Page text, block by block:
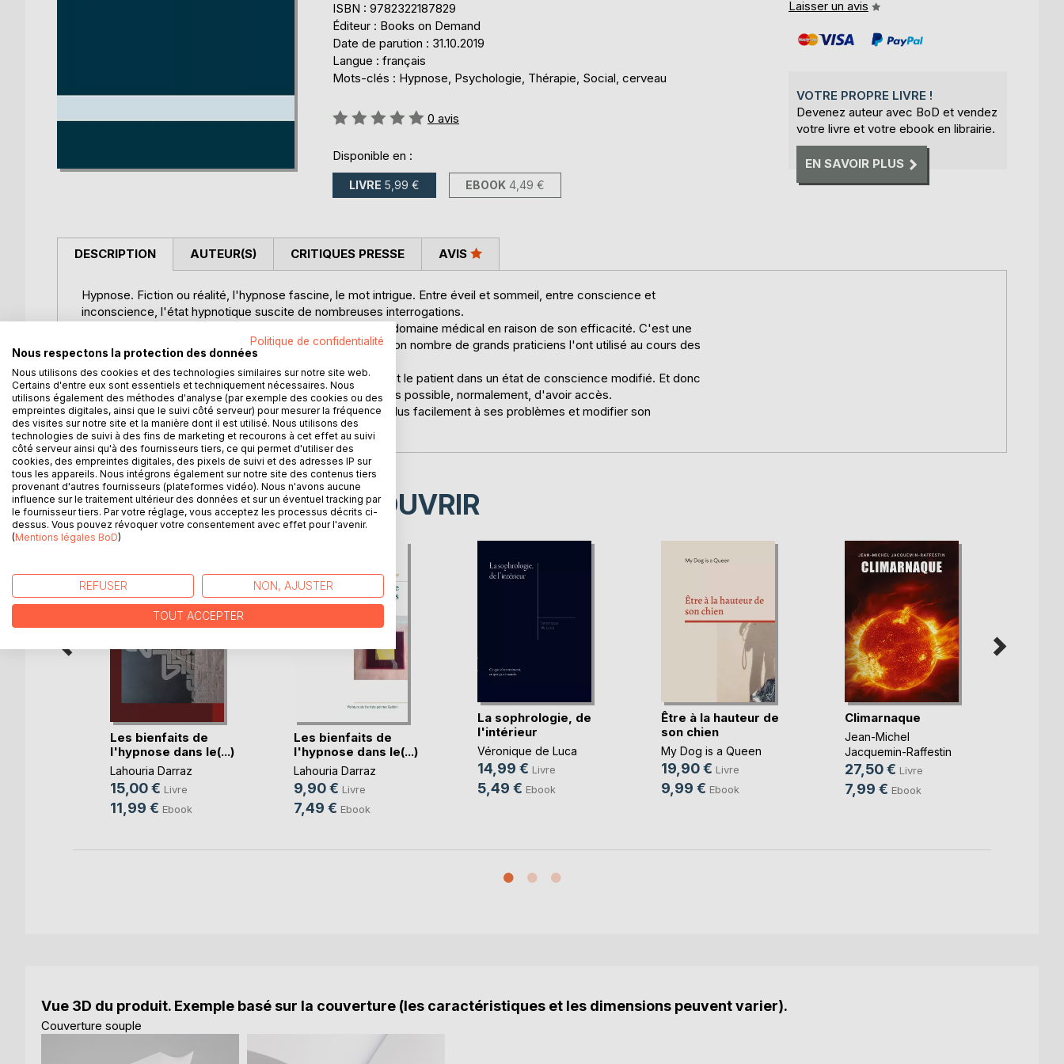
ISBN : 9782322187829
Éditeur : Books on Demand
Date de parution : 31.10.2019
Langue : français
Mots-clés : Hypnose, Psychologie, Thérapie, Social, cerveau
Évaluation:
0 avis
Disponible en :
LIVRE 5,99 € EBOOK 4,49 €
Laisser un avis
VOTRE PROPRE LIVRE !
Devenez auteur avec BoD et vendez
votre livre et votre ebook en librairie.
EN SAVOIR PLUS
DESCRIPTION
Hypnose. Fiction ou réalité, l'hypnose fascine, le mot intrigue. Entre éveil et sommeil, entre conscience et
inconscience, l'état hypnotique suscite de nombreuses interrogations.
Et pourtant, l'hypnose est de plus en plus utilisée dans le domaine médical en raison de son efficacité. C'est une
alternative intéressante à d'autres pratiques médicales. Bon nombre de grands praticiens l'ont utilisé au cours des
siècles.
L'hypnose permet de travailler sur l'inconscient en mettant le patient dans un état de conscience modifié. Et donc
d'agir, ainsi, sur une partie du cerveau à laquelle il n'est pas possible, normalement, d'avoir accès.
Grâce à ce lâcher-prise, la personne peut se confronter plus facilement à ses problèmes et modifier son
comportement.
AUTEUR(S) CRITIQUES PRESSE AVIS
D’AUTRES TITRES À DÉCOUVRIR
Les bienfaits de
l'hypnose dans le(...)
Lahouria Darraz
15,00 € Livre
11,99 € Ebook
Les bienfaits de
l'hypnose dans le(...)
Lahouria Darraz
9,90 € Livre
7,49 € Ebook
La sophrologie, de
l'intérieur
Véronique de Luca
14,99 € Livre
5,49 € Ebook
Être à la hauteur de
son chien
My Dog is a Queen
19,90 € Livre
9,99 € Ebook
Climarnaque
Jean-Michel
Jacquemin-Raffestin
27,50 € Livre
7,99 € Ebook
Vue 3D du produit. Exemple basé sur la couverture (les caractéristiques et les dimensions peuvent varier).
Couverture souple
Politique de confidentialité
Nous respectons la protection des données
Nous utilisons des cookies et des technologies similaires sur notre site web.
Certains d'entre eux sont essentiels et techniquement nécessaires. Nous
utilisons également des méthodes d'analyse (par exemple des cookies ou des
empreintes digitales, ainsi que le suivi côté serveur) pour mesurer la fréquence
des visites sur notre site et la manière dont il est utilisé. Nous utilisons des
technologies de suivi à des fins de marketing et recourons à cet effet au suivi
côté serveur ainsi qu'à des fournisseurs tiers, ce qui permet d'utiliser des
cookies, des empreintes digitales, des pixels de suivi et des adresses IP sur
tous les appareils. Nous intégrons également sur notre site des contenus tiers
provenant d'autres fournisseurs (plateformes vidéo). Nous n'avons aucune
influence sur le traitement ultérieur des données et sur un éventuel tracking par
le fournisseur tiers. Par votre réglage, vous acceptez les processus décrits ci-
dessus. Vous pouvez révoquer votre consentement avec effet pour l'avenir.
(Mentions légales BoD)
REFUSER NON, AJUSTER
TOUT ACCEPTER